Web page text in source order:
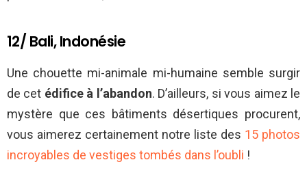
12/ Bali, Indonésie
Une chouette mi-animale mi-humaine semble surgir
de cet édifice à l’abandon. D’ailleurs, si vous aimez le
mystère que ces bâtiments désertiques procurent,
vous aimerez certainement notre liste des 15 photos
incroyables de vestiges tombés dans l’oubli !